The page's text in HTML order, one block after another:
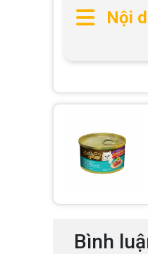
Nội
Bình